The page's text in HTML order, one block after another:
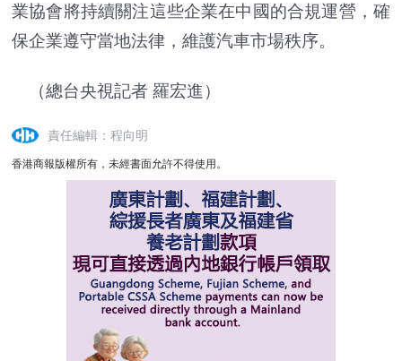
業協會將持續關注這些企業在中國的合規運營，確
保企業遵守當地法律，維護汽車市場秩序。
（總台央視記者 羅宏進）
責任編輯：程向明
香港商報版權所有，未經書面允許不得使用。